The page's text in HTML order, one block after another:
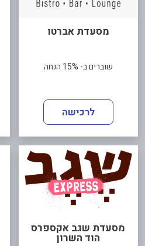
מסעדת אברטו
שוברים ב- 15% הנחה
לרכישה
מסעדת שגב אקספרס
הוד השרון